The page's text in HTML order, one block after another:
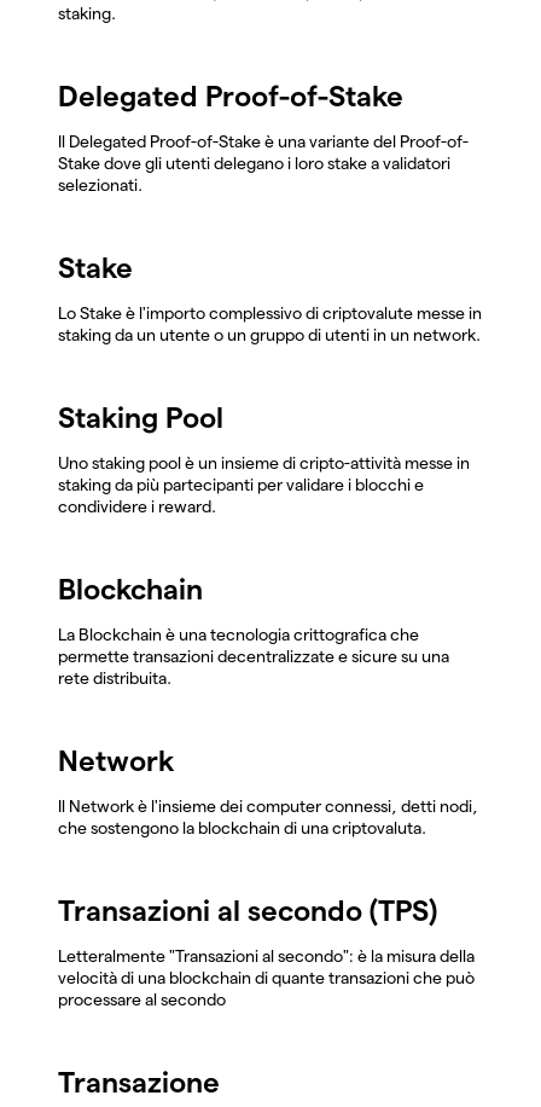
staking.
Delegated Proof-of-Stake
Il Delegated Proof-of-Stake è una variante del Proof-of-
Stake dove gli utenti delegano i loro stake a validatori
selezionati.
Stake
Lo Stake è l'importo complessivo di criptovalute messe in
staking da un utente o un gruppo di utenti in un network.
Staking Pool
Uno staking pool è un insieme di cripto-attività messe in
staking da più partecipanti per validare i blocchi e
condividere i reward.
Blockchain
La Blockchain è una tecnologia crittografica che
permette transazioni decentralizzate e sicure su una
rete distribuita.
Network
Il Network è l'insieme dei computer connessi, detti nodi,
che sostengono la blockchain di una criptovaluta.
Transazioni al secondo (TPS)
Letteralmente "Transazioni al secondo": è la misura della
velocità di una blockchain di quante transazioni che può
processare al secondo
Transazione